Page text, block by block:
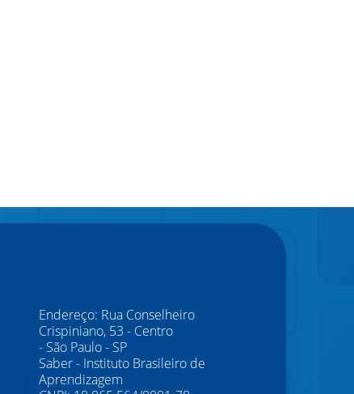
Endereço: Rua Conselheiro
Crispiniano, 53 - Centro
- São Paulo - SP
Saber - Instituto Brasileiro de
Aprendizagem